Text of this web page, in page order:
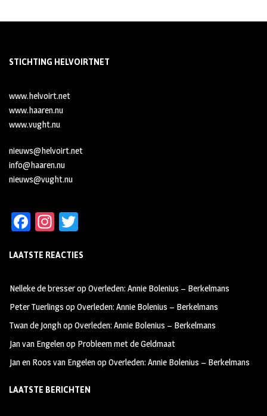
STICHTING HELVOIRTNET
www.helvoirt.net
www.haaren.nu
www.vught.nu
nieuws@helvoirt.net
info@haaren.nu
nieuws@vught.nu
Fa
b
oo
k
In
ag
m
tt
LAATSTE REACTIES
Nelleke de bresseropOverleden: Annie Bolenius – Berkelmans
Peter Tuerlings opOverleden: Annie Bolenius – Berkelmans
Twan de JonghopOverleden: Annie Bolenius – Berkelmans
Jan van Engelenop Probleem met de Geldmaat
Jan en Roos van EngelenopOverleden: Annie Bolenius – Berkelmans
LAATSTE BERICHTEN